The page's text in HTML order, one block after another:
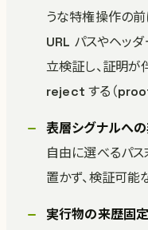
うな特権操作の前
URL パスやヘッ
立検証し、証明
reject する（
表層シグナルへ
自由に選べるパ
置かず、検証可能
実行物の来歴固定